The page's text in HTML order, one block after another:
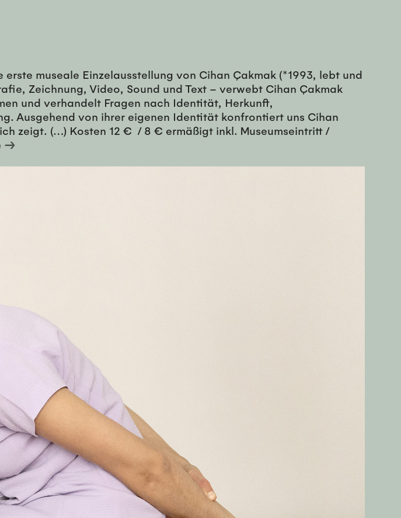
museale Einzelausstellung von Cihan Çakmak (*1993, lebt und
Zeichnung, Video, Sound und Text – verwebt Cihan Çakmak
und verhandelt Fragen nach Identität, Herkunft,
Ausgehend von ihrer eigenen Identität konfrontiert uns Cihan
zeigt. (…) Kosten 12 € / 8 € ermäßigt inkl. Museumseintritt /
→